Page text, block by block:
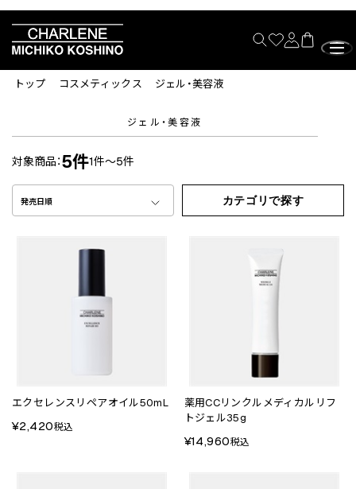
トップ コスメティックス ジェル・美容液
ジェル・美容液
対象商品：5件1件～5件
発売日順 カテゴリで探す
エクセレンスリペアオイル50mL
¥2,420税込
薬用CCリンクルメディカルリフ
トジェル35g
¥14,960税込